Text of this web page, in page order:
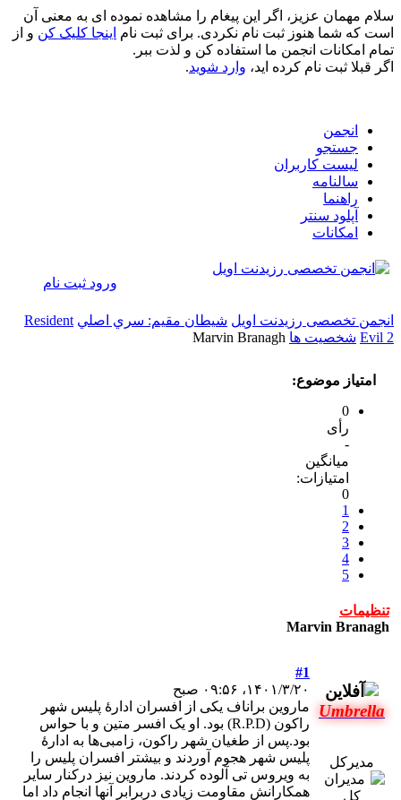
سلام مهمان عزیز، اگر این پیغام را مشاهده نموده ای به معنی آن
است که شما هنوز ثبت نام نکردی. برای ثبت نام اینجا کلیک کن و از
تمام امکانات انجمن ما استفاده کن و لذت ببر.
اگر قبلا ثبت نام کرده اید، وارد شوید.
انجمن
جستجو
لیست کاربران
سالنامه
راهنما
آپلود سنتر
امکانات
ورود ثبت نام
انجمن تخصصی رزیدنت اویل شيطان مقيم: سري اصلي Resident
Evil 2 شخصيت ها Marvin Branagh
امتیاز موضوع:
0
رأی
-
میانگین
امتیازات:
0
1
2
3
4
5
تنظیمات
Marvin Branagh
Umbrella
مدیرکل
#1
۱۴۰۱/۳/۲۰، ۰۹:۵۶ صبح
ماروین براناف یکی از افسران ادارهٔ پلیس شهر
راکون (R.P.D) بود. او یک افسر متین و با حواس
بود.پس از طغیان شهر راکون، زامبی‌ها به ادارهٔ
پلیس شهر هجوم آوردند و بیشتر افسران پلیس را
به ویروس تی آلوده کردند. ماروین نیز درکنار سایر
همکارانش مقاومت زیادی دربرابر آنها انجام داد اما